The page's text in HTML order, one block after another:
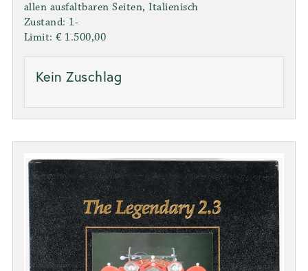
allen ausfaltbaren Seiten, Italienisch
Zustand: 1-
Limit: € 1.500,00
Kein Zuschlag